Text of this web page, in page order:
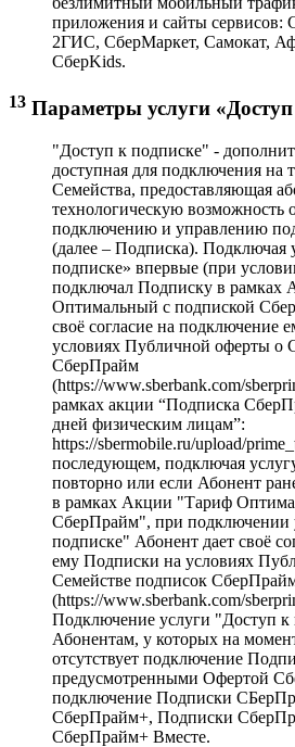
приложения и сайты
2ГИС, СберМаркет, Самокат,
СберKids.
13 Параметры услуги
"Доступ к подписке" -
доступная для подключения на
Семейства, предоставляющая
технологическую возможность
подключению и управлению
(далее – Подписка). Подключая
подписке» впервые (при
подключал Подписку в рамках
Оптимальный с подпиской
своё согласие на подключение
условиях Публичной оферты о
СберПрайм
(https://www.sberbank.com/
рамках акции “Подписка
дней физическим лицам”:
https://sbermobile.ru/upload/
последующем, подключая
повторно или если Абонент
в рамках Акции "Тариф
СберПрайм", при подключении
подписке" Абонент дает своё
ему Подписки на условиях
Семействе подписок
(https://www.sberbank.com/
Подключение услуги "Доступ к
Абонентам, у которых на
отсутствует подключение
предусмотренными Офертой
подключение Подписки
СберПрайм+, Подписки
СберПрайм+ Вместе.